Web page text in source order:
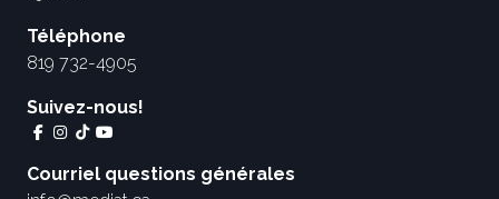
Téléphone
819 732-4905
Suivez-nous!
Courriel questions générales